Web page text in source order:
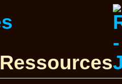
Ressources